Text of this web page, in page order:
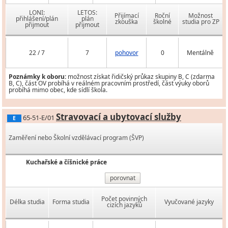
LONI:
přihlášení/plán
přijmout
LETOS:
plán
přijmout
Přijímací
zkouška
Roční
školné
Možnost
studia pro ZP
22 / 7 7 pohovor 0 Mentálně
Poznámky k oboru: možnost získat řidičský průkaz skupiny B, C (zdarma
B, C), část OV probíhá v reálném pracovním prostředí, část výuky oborů
probíhá mimo obec, kde sídlí škola.
E 65-51-E/01 Stravovací a ubytovací služby
Zaměření nebo Školní vzdělávací program (ŠVP)
Kuchařské a číšnické práce
porovnat
Délka studia Forma studia Počet povinných
cizích jazyků Vyučované jazyky